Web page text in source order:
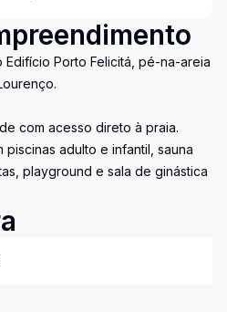
Porto Felicitá, pé-na-areia
com acesso direto à praia.
adulto e infantil, sauna
playground e sala de ginástica